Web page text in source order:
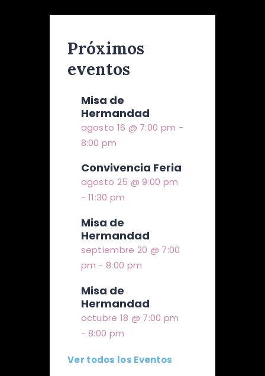
Próximos
eventos
Misa de
Hermandad
agosto 16 @ 7:00 pm -
8:00 pm
Convivencia Feria
agosto 25 @ 9:00 pm
-11:30 pm
Misa de
Hermandad
septiembre 20 @ 7:00
pm -8:00 pm
Misa de
Hermandad
octubre 18 @ 7:00 pm
-8:00 pm
Ver todos los Eventos